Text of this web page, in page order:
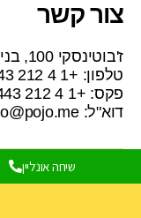
צור קשר
ז'בוטינסקי 100, בני ברק 90210
טלפון: +1 4 212 443 2211
פקס: +1 4 212 443 2211
דוא"ל:
שיחה אונליין